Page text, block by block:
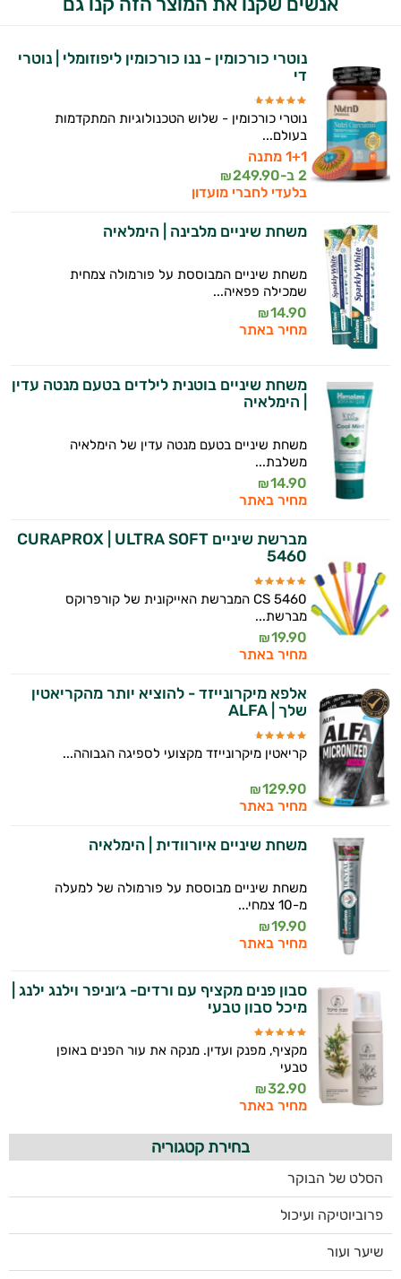
נוטרי כורכומין - ננו כורכומין ליפוזומלי | נוטרי
די
נוטרי כורכומין - שלוש הטכנולוגיות המתקדמות
בעולם...
1+1 מתנה
2 ב-
249.90
₪
בלעדי לחברי מועדון
משחת שיניים מלבינה | הימלאיה
משחת שיניים המבוססת על פורמולה צמחית
שמכילה פפאיה...
14.90
₪
מחיר באתר
משחת שיניים בוטנית לילדים בטעם מנטה עדין
| הימלאיה
משחת שיניים בטעם מנטה עדין של הימלאיה
משלבת...
14.90
₪
מחיר באתר
מברשת שיניים CURAPROX | ULTRA SOFT
5460
CS 5460 המברשת האייקונית של קורפרוקס
מברשת...
19.90
₪
מחיר באתר
אלפא מיקרונייזד - להוציא יותר מהקריאטין
שלך | ALFA
קריאטין מיקרונייזד מקצועי לספיגה הגבוהה...
129.90
₪
מחיר באתר
משחת שיניים איורוודית | הימלאיה
משחת שיניים מבוססת על פורמולה של למעלה
מ-10 צמחי...
19.90
₪
מחיר באתר
סבון פנים מקציף עם ורדים- ג׳וניפר וילנג ילנג |
מיכל סבון טבעי
מקציף, מפנק ועדין. מנקה את עור הפנים באופן
טבעי
32.90
₪
מחיר באתר
בחירת קטגוריה
הסלט של הבוקר
פרוביוטיקה ועיכול
שיער ועור
התזונה ומוצרי הבריאות המדויקים למטרות
ולמצב הגופני שלך, ולהסביר לך אילו רכיבים
עובדים יחד כדי למקסם תוצאות גם בחיי היום
יום וגם בתחום הכושר והספורט.
המטרה שלי היא להתאים עבורך המלצות
אישיות מבוססות מדעית.